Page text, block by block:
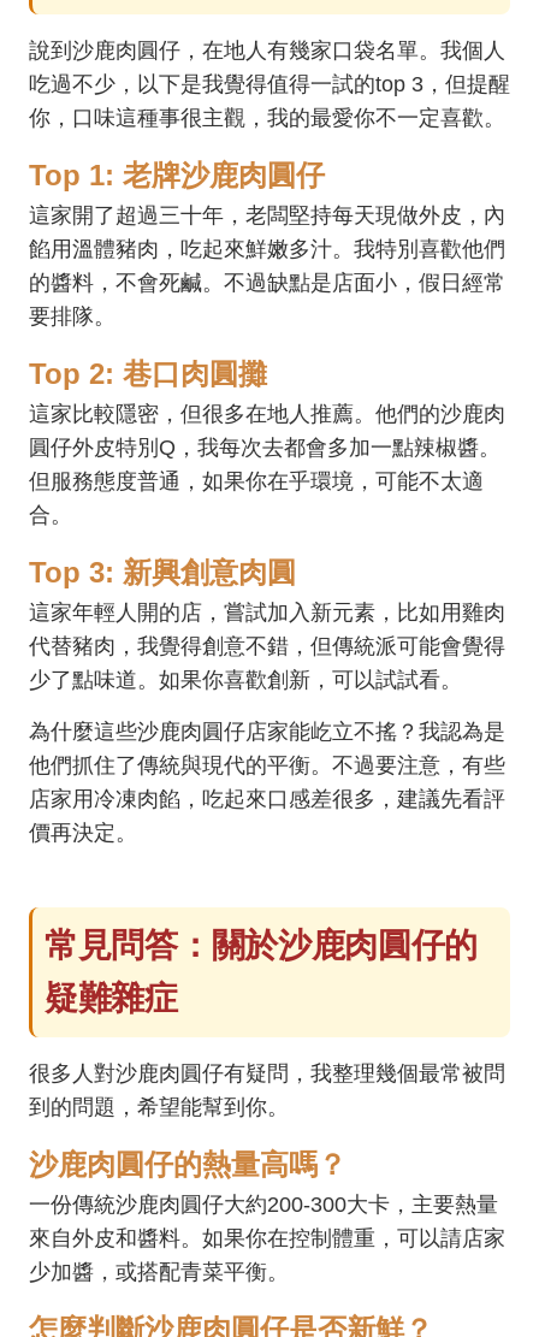
說到沙鹿肉圓仔，在地人有幾家口袋名單。我個人
吃過不少，以下是我覺得值得一試的top 3，但提醒
你，口味這種事很主觀，我的最愛你不一定喜歡。
Top 1: 老牌沙鹿肉圓仔
這家開了超過三十年，老闆堅持每天現做外皮，內
餡用溫體豬肉，吃起來鮮嫩多汁。我特別喜歡他們
的醬料，不會死鹹。不過缺點是店面小，假日經常
要排隊。
Top 2: 巷口肉圓攤
這家比較隱密，但很多在地人推薦。他們的沙鹿肉
圓仔外皮特別Q，我每次去都會多加一點辣椒醬。
但服務態度普通，如果你在乎環境，可能不太適
合。
Top 3: 新興創意肉圓
這家年輕人開的店，嘗試加入新元素，比如用雞肉
代替豬肉，我覺得創意不錯，但傳統派可能會覺得
少了點味道。如果你喜歡創新，可以試試看。
為什麼這些沙鹿肉圓仔店家能屹立不搖？我認為是
他們抓住了傳統與現代的平衡。不過要注意，有些
店家用冷凍肉餡，吃起來口感差很多，建議先看評
價再決定。
常見問答：關於沙鹿肉圓仔的
疑難雜症
很多人對沙鹿肉圓仔有疑問，我整理幾個最常被問
到的問題，希望能幫到你。
沙鹿肉圓仔的熱量高嗎？
一份傳統沙鹿肉圓仔大約200-300大卡，主要熱量
來自外皮和醬料。如果你在控制體重，可以請店家
少加醬，或搭配青菜平衡。
怎麼判斷沙鹿肉圓仔是否新鮮？